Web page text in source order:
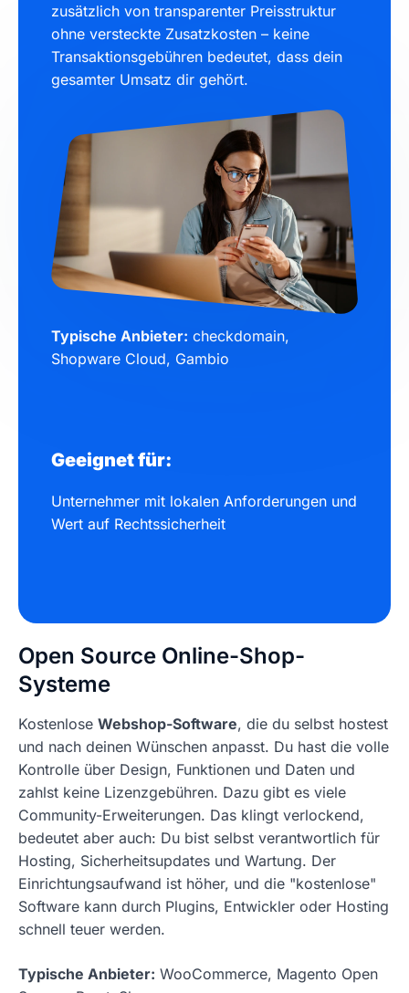
zusätzlich von transparenter Preisstruktur
ohne versteckte Zusatzkosten – keine
Transaktionsgebühren bedeutet, dass dein
gesamter Umsatz dir gehört.
Typische Anbieter: checkdomain,
Shopware Cloud, Gambio
Geeignet für:
Unternehmer mit lokalen Anforderungen und
Wert auf Rechtssicherheit
Open Source Online-Shop-
Systeme
Kostenlose Webshop-Software, die du selbst hostest
und nach deinen Wünschen anpasst. Du hast die volle
Kontrolle über Design, Funktionen und Daten und
zahlst keine Lizenzgebühren. Dazu gibt es viele
Community-Erweiterungen. Das klingt verlockend,
bedeutet aber auch: Du bist selbst verantwortlich für
Hosting, Sicherheitsupdates und Wartung. Der
Einrichtungsaufwand ist höher, und die "kostenlose"
Software kann durch Plugins, Entwickler oder Hosting
schnell teuer werden.
Typische Anbieter: WooCommerce, Magento Open